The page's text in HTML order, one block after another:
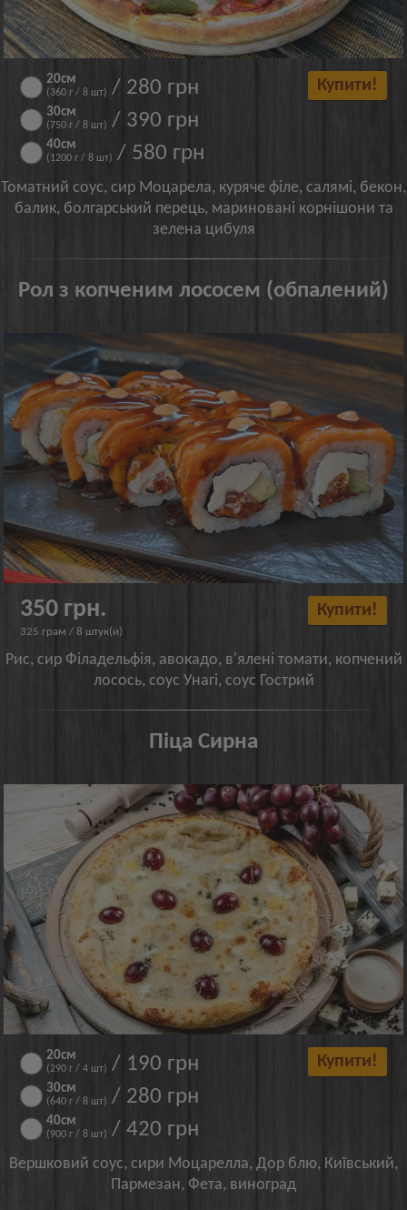
20см
(360 г / 8 шт) / 280 грн
30см
(750 г / 8 шт) / 390 грн
40см
(1200 г / 8 шт) / 580 грн
Купити!
Томатний соус, сир Моцарела, куряче філе, салямі, бекон,
балик, болгарський перець, мариновані корнішони та
зелена цибуля
Рол з копченим лососем (обпалений)
350 грн.
325 грам / 8 штук(и)
Купити!
Рис, сир Філадельфія, авокадо, в'ялені томати, копчений
лосось, соус Унагі, соус Гострий
Піца Сирна
20см
(290 г / 4 шт) / 190 грн
30см
(640 г / 8 шт) / 280 грн
40см
(900 г / 8 шт) / 420 грн
Купити!
Вершковий соус, сири Моцарелла, Дор блю, Київський,
Пармезан, Фета, виноград